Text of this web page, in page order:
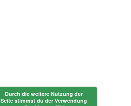
Durch die weitere Nutzung der
Seite stimmst du der Verwendung